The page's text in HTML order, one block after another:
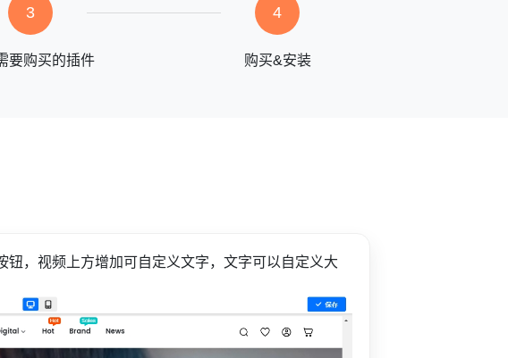
3
要购买的插件
4
购买&安装
，视频上方增加可自定义文字，文字可以自定义大